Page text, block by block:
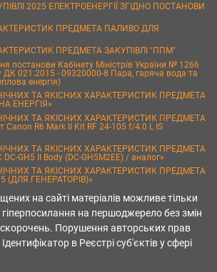
2025 ЕЛЕКТРОЕНЕРГІЇ ЗГІДНО ПОСТАНОВИ
ПРЕДМЕТА ПАЛИВО ДЛЯ
ПРЕДМЕТА ЗАКУПІВЛІ "ППМ"
постанови Кабінету Міністрів України № 1266
ДК 021:2015 - 09320000-8 Пара, гаряча вода та
енергія)
ТА ЯКІСНИХ ХАРАКТЕРИСТИК ПРЕДМЕТА
ЕНЕРГІЯ»
ТА ЯКІСНИХ ХАРАКТЕРИСТИК ПРЕДМЕТА
Canon R6 Mark II Kit RF 24-105 f/4.0 L IS
ТА ЯКІСНИХ ХАРАКТЕРИСТИК ПРЕДМЕТА
GH5 II Body (DC-GH5M2EE) / аналог»
ТА ЯКІСНИХ ХАРАКТЕРИСТИК ПРЕДМЕТА
(ДЛЯ ГЕНЕРАТОРІВ)»
на сайті матеріалів можливе тільки
на першоджерело без змін
скорочень. Порушення авторських прав
в Реєстрі суб'єктів у сфері